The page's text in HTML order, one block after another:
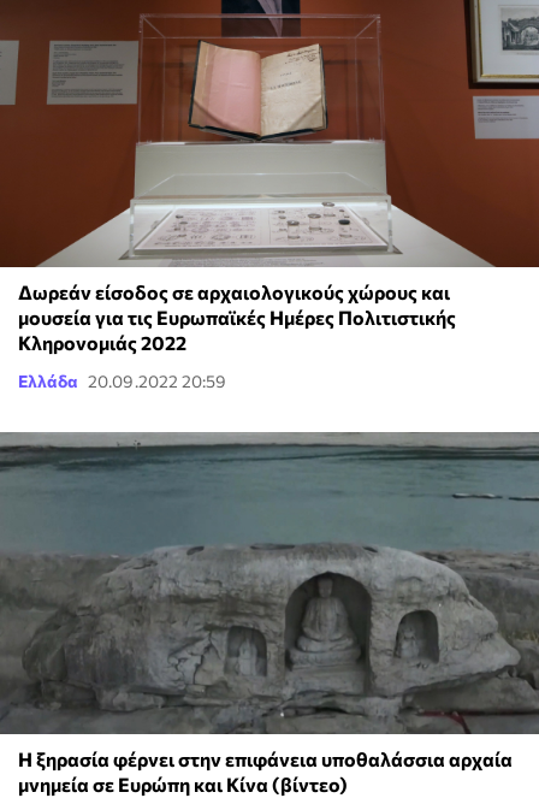
Δωρεάν είσοδος σε αρχαιολογικούς χώρους και
μουσεία για τις Ευρωπαϊκές Ημέρες Πολιτιστικής
Κληρονομιάς 2022
Ελλάδα 20.09.2022 20:59
Η ξηρασία φέρνει στην επιφάνεια υποθαλάσσια αρχαία
μνημεία σε Ευρώπη και Κίνα (βίντεο)